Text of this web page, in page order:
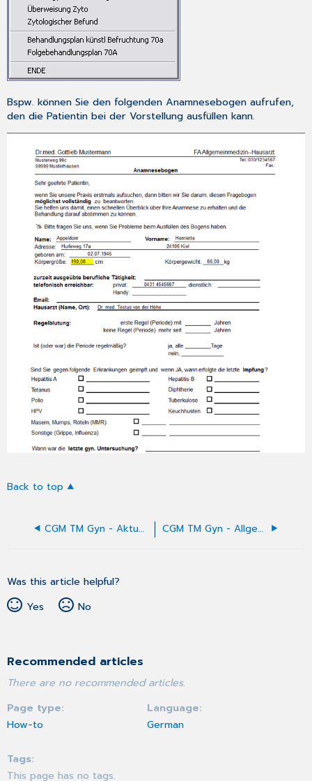
Bspw. können Sie den folgenden Anamnesebogen aufrufen,
den die Patientin bei der Vorstellung ausfüllen kann.
Back to top
CGM TM Gyn - Aktuelle Anamnese CGM TM Gyn - Allgemeines
Was this article helpful?
Yes
No
Recommended articles
There are no recommended articles.
Page type
How-to
Language
German
Tags
This page has no tags.